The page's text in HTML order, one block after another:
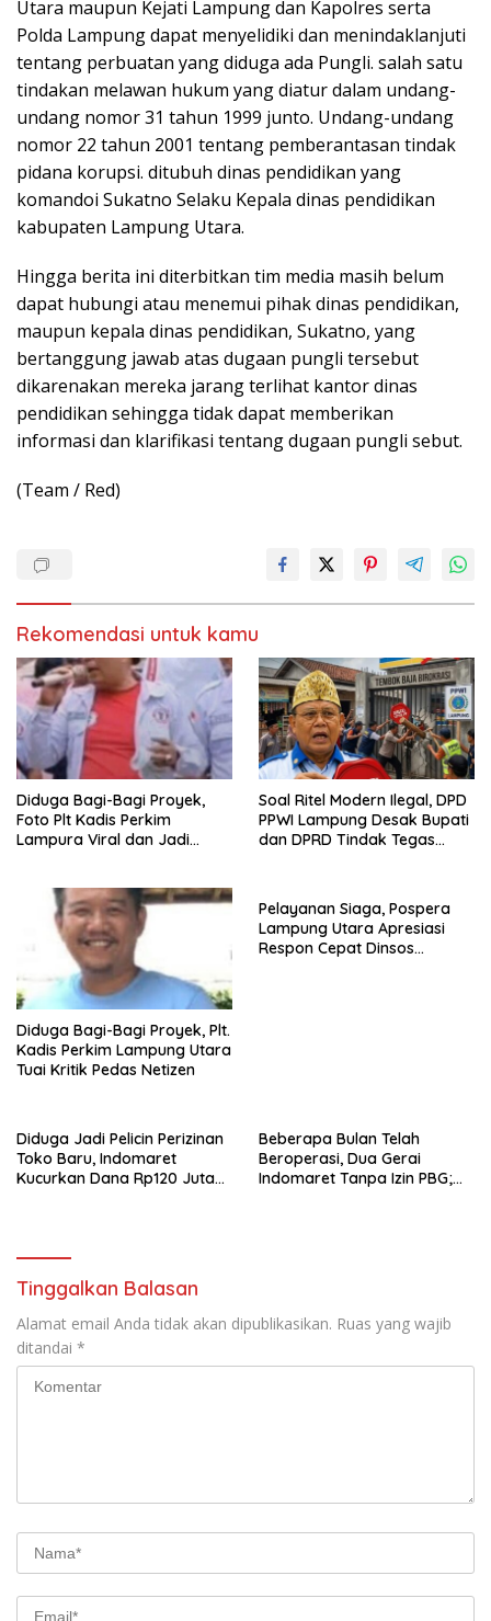
Utara maupun Kejati Lampung dan Kapolres serta
Polda Lampung dapat menyelidiki dan menindaklanjuti
tentang perbuatan yang diduga ada Pungli. salah satu
tindakan melawan hukum yang diatur dalam undang-
undang nomor 31 tahun 1999 junto. Undang-undang
nomor 22 tahun 2001 tentang pemberantasan tindak
pidana korupsi. ditubuh dinas pendidikan yang
komandoi Sukatno Selaku Kepala dinas pendidikan
kabupaten Lampung Utara.
Hingga berita ini diterbitkan tim media masih belum
dapat hubungi atau menemui pihak dinas pendidikan,
maupun kepala dinas pendidikan, Sukatno, yang
bertanggung jawab atas dugaan pungli tersebut
dikarenakan mereka jarang terlihat kantor dinas
pendidikan sehingga tidak dapat memberikan
informasi dan klarifikasi tentang dugaan pungli sebut.
(Team / Red)
Rekomendasi untuk kamu
Diduga Bagi-Bagi Proyek,
Foto Plt Kadis Perkim
Lampura Viral dan Jadi
Soal Ritel Modern Ilegal, DPD
PPWI Lampung Desak Bupati
dan DPRD Tindak Tegas
Diduga Bagi-Bagi Proyek, Plt.
Kadis Perkim Lampung Utara
Tuai Kritik Pedas Netizen
Pelayanan Siaga, Pospera
Lampung Utara Apresiasi
Respon Cepat Dinsos
‎Diduga Jadi Pelicin Perizinan
Toko Baru, Indomaret
Kucurkan Dana Rp120 Juta
Beberapa Bulan Telah
Beroperasi, Dua Gerai
Indomaret Tanpa Izin PBG;
Tinggalkan Balasan
Alamat email Anda tidak akan dipublikasikan. Ruas yang wajib
ditandai *